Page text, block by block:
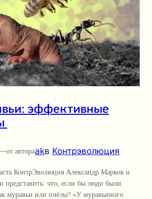
эффективные
от автораakв Контрэволюция
КонтрЭволюция Александр Марков и
представить: что, если бы люди были
муравьи или пчёлы? «У муравьиного